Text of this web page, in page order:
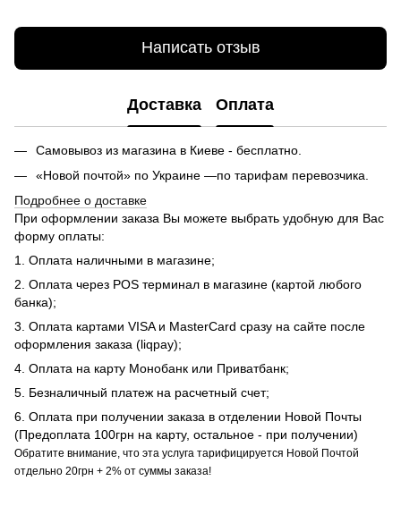
Написать отзыв
Доставка Оплата
Самовывоз из магазина в Киеве - бесплатно.
«Новой почтой» по Украине —по тарифам перевозчика.
Подробнее о доставке
При оформлении заказа Вы можете выбрать удобную для Вас
форму оплаты:
1. Оплата наличными в магазине;
2. Оплата через POS терминал в магазине (картой любого
банка);
3. Оплата картами VISA и MasterCard сразу на сайте после
оформления заказа (liqpay);
4. Оплата на карту Монобанк или Приватбанк;
5. Безналичный платеж на расчетный счет;
6. Оплата при получении заказа в отделении Новой Почты
(Предоплата 100грн на карту, остальное - при получении)
Обратите внимание, что эта услуга тарифицируется Новой Почтой
отдельно 20грн + 2% от суммы заказа!